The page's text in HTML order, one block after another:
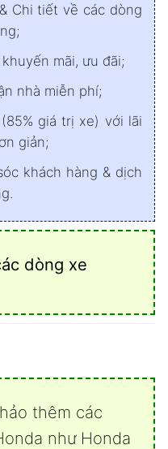
Chi tiết về các dòng
mãi, ưu đãi;
nhà miễn phí;
giá trị xe) với lãi
giản;
khách hàng & dịch
dòng xe
thêm các
như Honda